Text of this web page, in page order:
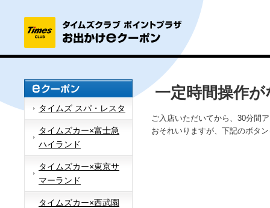
タイムズ スパ・レスタ
タイムズカー×富士急
ハイランド
タイムズカー×東京サ
マーランド
タイムズカー×西武園
一定時間操作
ご入店いただいてから、30分間
おそれいりますが、下記のボタ